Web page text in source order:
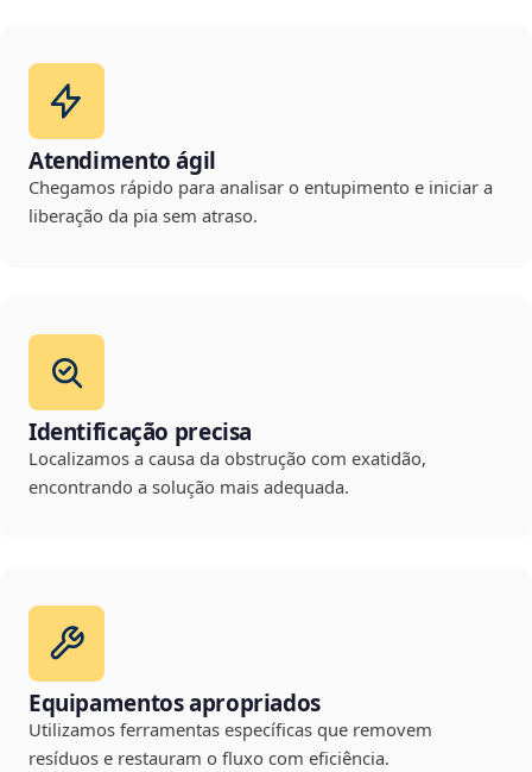
Atendimento ágil
Chegamos rápido para analisar o entupimento e iniciar a
liberação da pia sem atraso.
Identificação precisa
Localizamos a causa da obstrução com exatidão,
encontrando a solução mais adequada.
Equipamentos apropriados
Utilizamos ferramentas específicas que removem
resíduos e restauram o fluxo com eficiência.